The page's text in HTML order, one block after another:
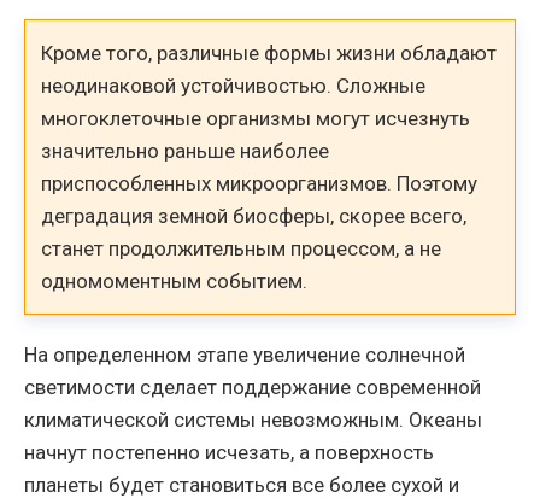
Кроме того, различные формы жизни обладают
неодинаковой устойчивостью. Сложные
многоклеточные организмы могут исчезнуть
значительно раньше наиболее
приспособленных микроорганизмов. Поэтому
деградация земной биосферы, скорее всего,
станет продолжительным процессом, а не
одномоментным событием.
На определенном этапе увеличение солнечной
светимости сделает поддержание современной
климатической системы невозможным. Океаны
начнут постепенно исчезать, а поверхность
планеты будет становиться все более сухой и